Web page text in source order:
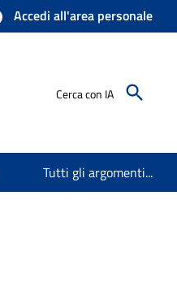
Accedi all'area personale
Cerca con IA
Tutti gli argomenti...